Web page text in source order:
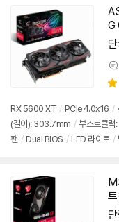
G
상
품
견
별
점
RX 5600 XT / PCIe4.0x16 /
(길이): 303.7mm / 부스트클
팬 / Dual BIOS / LED 라이트 /